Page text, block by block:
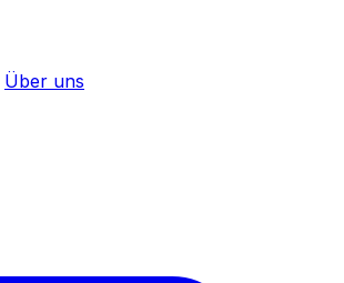
Über uns